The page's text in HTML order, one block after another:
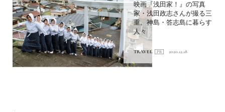
映画『浅田家！』の写真
家・浅田政志さんが撮る三
重。神島・答志島に暮らす
人々
TRAVEL 2020.12.18